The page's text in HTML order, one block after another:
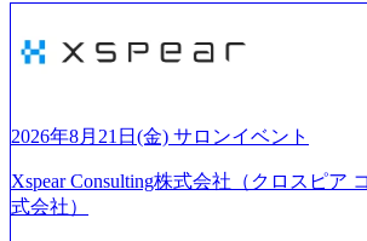
2026年8月21日(金) サロンイベント
Xspear Consulting株式会社（クロスピア
式会社）